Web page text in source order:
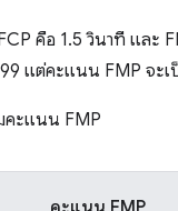
คือ 1.5 วินาที และ
แต่คะแนน FMP จะเ
คะแนน FMP